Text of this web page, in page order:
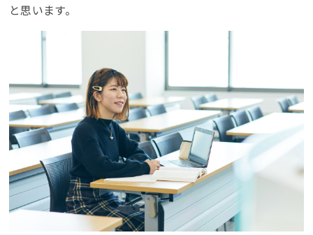
と思います。